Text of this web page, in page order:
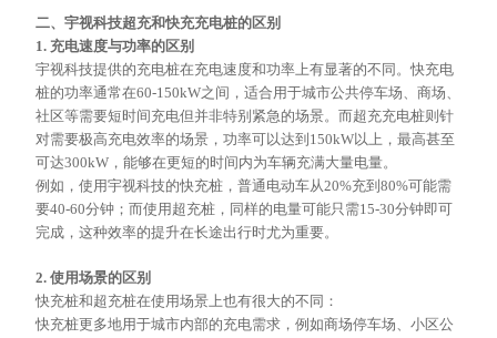
二、宇视科技超充和快充充电桩的区别
1. 充电速度与功率的区别
宇视科技提供的充电桩在充电速度和功率上有显著的不同。快充电
桩的功率通常在60-150kW之间，适合用于城市公共停车场、商场、
社区等需要短时间充电但并非特别紧急的场景。而超充充电桩则针
对需要极高充电效率的场景，功率可以达到150kW以上，最高甚至
可达300kW，能够在更短的时间内为车辆充满大量电量。
例如，使用宇视科技的快充桩，普通电动车从20%充到80%可能需
要40-60分钟；而使用超充桩，同样的电量可能只需15-30分钟即可
完成，这种效率的提升在长途出行时尤为重要。
2. 使用场景的区别
快充桩和超充桩在使用场景上也有很大的不同：
快充桩更多地用于城市内部的充电需求，例如商场停车场、小区公